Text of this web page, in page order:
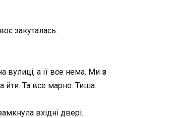
закуталась.
вулиці, а її все нема. Ми з
йти. Та все марно. Тиша.
вхідні двері.